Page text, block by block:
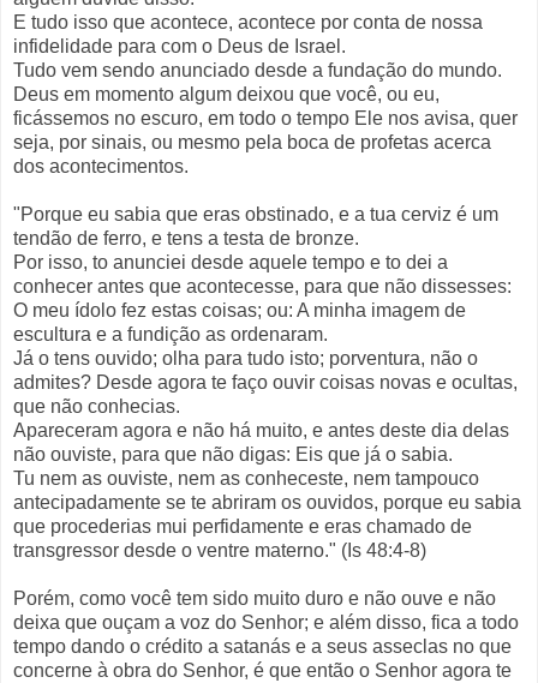
E tudo isso que acontece, acontece por conta de nossa
infidelidade para com o Deus de Israel.
Tudo vem sendo anunciado desde a fundação do mundo.
Deus em momento algum deixou que você, ou eu,
ficássemos no escuro, em todo o tempo Ele nos avisa, quer
seja, por sinais, ou mesmo pela boca de profetas acerca
dos acontecimentos.
"Porque eu sabia que eras obstinado, e a tua cerviz é um
tendão de ferro, e tens a testa de bronze.
Por isso, to anunciei desde aquele tempo e to dei a
conhecer antes que acontecesse, para que não dissesses:
O meu ídolo fez estas coisas; ou: A minha imagem de
escultura e a fundição as ordenaram.
Já o tens ouvido; olha para tudo isto; porventura, não o
admites? Desde agora te faço ouvir coisas novas e ocultas,
que não conhecias.
Apareceram agora e não há muito, e antes deste dia delas
não ouviste, para que não digas: Eis que já o sabia.
Tu nem as ouviste, nem as conheceste, nem tampouco
antecipadamente se te abriram os ouvidos, porque eu sabia
que procederias mui perfidamente e eras chamado de
transgressor desde o ventre materno." (Is 48:4-8)
Porém, como você tem sido muito duro e não ouve e não
deixa que ouçam a voz do Senhor; e além disso, fica a todo
tempo dando o crédito a satanás e a seus asseclas no que
concerne à obra do Senhor, é que então o Senhor agora te